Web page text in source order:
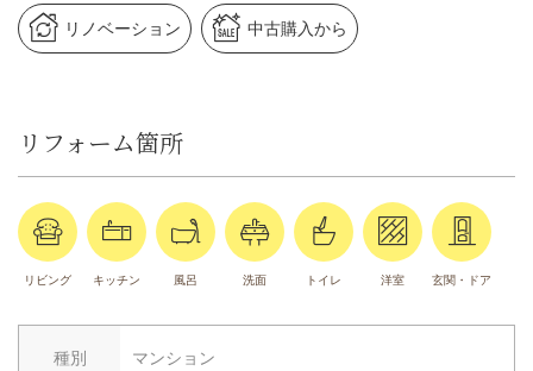
リノベーション 中古購入から
リフォーム箇所
リビング キッチン 風呂 洗面 トイレ 洋室 玄関・ドア
種別 マンション